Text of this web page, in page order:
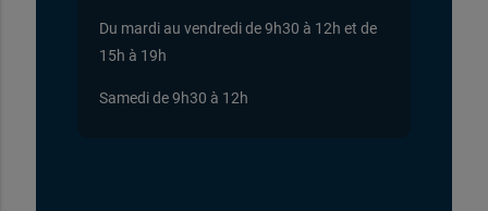
Du mardi au vendredi de 9h30 à 12h et de
15h à 19h
Samedi de 9h30 à 12h